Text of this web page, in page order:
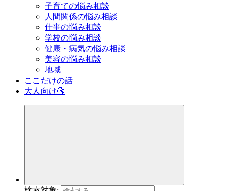
子育ての悩み相談
人間関係の悩み相談
仕事の悩み相談
学校の悩み相談
健康・病気の悩み相談
美容の悩み相談
地域
ここだけの話
大人向け🔞